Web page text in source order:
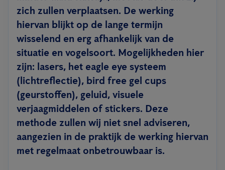
zich zullen verplaatsen. De werking
hiervan blijkt op de lange termijn
wisselend en erg afhankelijk van de
situatie en vogelsoort. Mogelijkheden hier
zijn: lasers, het eagle eye systeem
(lichtreflectie), bird free gel cups
(geurstoffen), geluid, visuele
verjaagmiddelen of stickers. Deze
methode zullen wij niet snel adviseren,
aangezien in de praktijk de werking hiervan
met regelmaat onbetrouwbaar is.